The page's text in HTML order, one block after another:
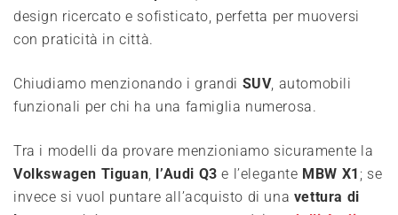
design ricercato e sofisticato, perfetta per muoversi
con praticità in città.
Chiudiamo menzionando i grandi SUV, automobili
funzionali per chi ha una famiglia numerosa.
Tra i modelli da provare menzioniamo sicuramente la
Volkswagen Tiguan l’Audi Q3 e l’elegante MBW X1 ; se
invece si vuol puntare all’acquisto di una vettura di